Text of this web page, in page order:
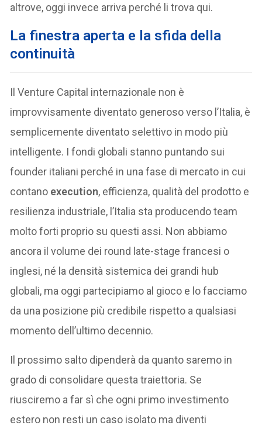
altrove, oggi invece arriva perché li trova qui.
La finestra aperta e la sfida della
continuità
Il Venture Capital internazionale non è
improvvisamente diventato generoso verso l’Italia, è
semplicemente diventato selettivo in modo più
intelligente. I fondi globali stanno puntando sui
founder italiani perché in una fase di mercato in cui
contano execution, efficienza, qualità del prodotto e
resilienza industriale, l’Italia sta producendo team
molto forti proprio su questi assi. Non abbiamo
ancora il volume dei round late-stage francesi o
inglesi, né la densità sistemica dei grandi hub
globali, ma oggi partecipiamo al gioco e lo facciamo
da una posizione più credibile rispetto a qualsiasi
momento dell’ultimo decennio.
Il prossimo salto dipenderà da quanto saremo in
grado di consolidare questa traiettoria. Se
riusciremo a far sì che ogni primo investimento
estero non resti un caso isolato ma diventi